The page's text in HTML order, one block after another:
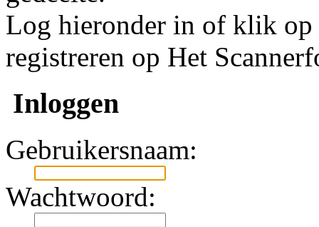
Log hieronder in of klik op
registreren op Het
Inloggen
Gebruikersnaam:
Wachtwoord: